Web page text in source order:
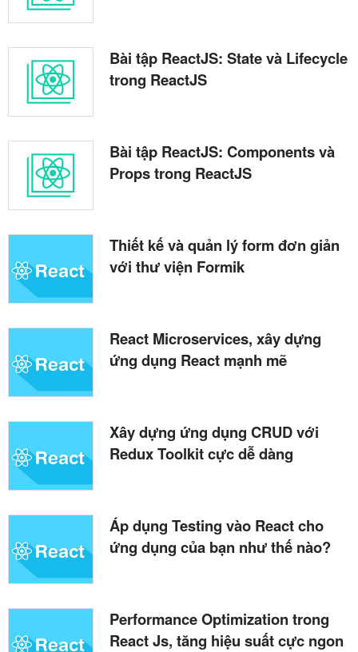
Bài tập ReactJS: State và Lifecycle
trong ReactJS
Bài tập ReactJS: Components và
Props trong ReactJS
Thiết kế và quản lý form đơn giản
với thư viện Formik
React Microservices, xây dựng
ứng dụng React mạnh mẽ
Xây dựng ứng dụng CRUD với
Redux Toolkit cực dễ dàng
Áp dụng Testing vào React cho
ứng dụng của bạn như thế nào?
Performance Optimization trong
React Js, tăng hiệu suất cực ngon